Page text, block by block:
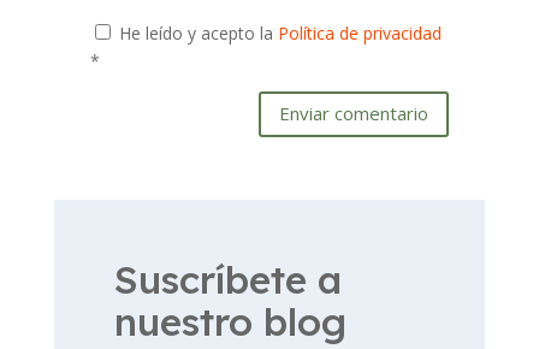
He leído y acepto la Política de privacidad
*
Enviar comentario
Suscríbete a
nuestro blog